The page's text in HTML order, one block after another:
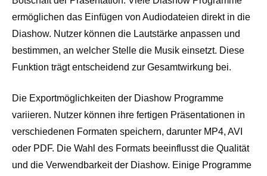
ermöglichen das Einfügen von Audiodateien direkt in die
Diashow. Nutzer können die Lautstärke anpassen und
bestimmen, an welcher Stelle die Musik einsetzt. Diese
Funktion trägt entscheidend zur Gesamtwirkung bei.
Die Exportmöglichkeiten der Diashow Programme
variieren. Nutzer können ihre fertigen Präsentationen in
verschiedenen Formaten speichern, darunter MP4, AVI
oder PDF. Die Wahl des Formats beeinflusst die Qualität
und die Verwendbarkeit der Diashow. Einige Programme